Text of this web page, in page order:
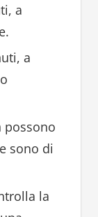
a
a
possono
sono di
la